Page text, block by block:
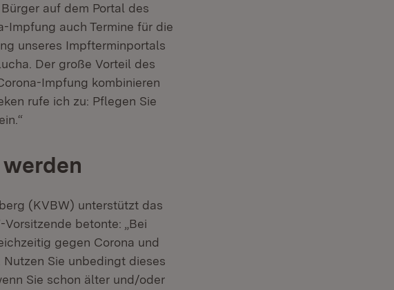
auf dem Portal des
Impfung auch Termine für die
unseres Impfterminportals
Der große Vorteil des
Impfung kombinieren
rufe ich zu: Pflegen Sie
(KVBW) unterstützt das
betonte: „Bei
gegen Corona und
Sie unbedingt dieses
Sie schon älter und/oder